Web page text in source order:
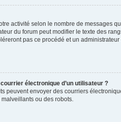
activité selon le nombre de messages
du forum peut modifier le texte des
pas ce procédé et un
électronique d’un utilisateur ?
peuvent envoyer des courriers
ou des robots.